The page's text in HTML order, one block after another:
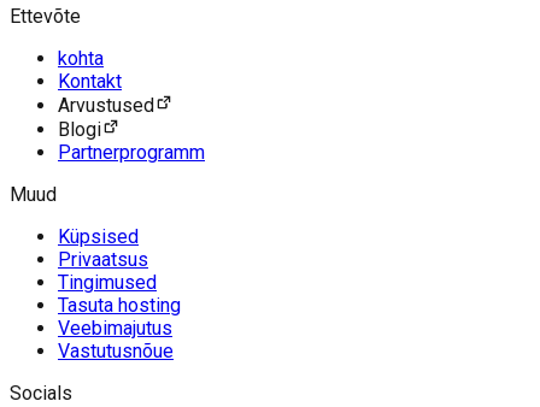
Ettevõte
kohta
Kontakt
Arvustused
Blogi
Partnerprogramm
Muud
Küpsised
Privaatsus
Tingimused
Tasuta hosting
Veebimajutus
Vastutusnõue
Socials